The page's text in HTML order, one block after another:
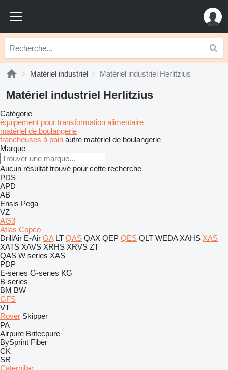
Matériel industriel Matériel industriel Herlitzius
Matériel industriel Herlitzius
Catégorie
équipement pour transformation alimentaire
matériel de boulangerie
trancheuses à pain autre matériel de boulangerie
Marque
Aucun résultat trouvé pour cette recherche
PDS
APD
AB
Ensis Pega
VZ
AG3
Atlas Copco
DrillAir E-Air GA LT QAS QAX QEP QES QLT WEDA XAHS XAS
XATS XAVS XRHS XRVS ZT
QAS W series XAS
PDP
E-series G-series KG
B-series
BM BW
GFS
VT
Rover Skipper
PA
Airpure Britecpure
BySprint Fiber
CK
SR
Caterpillar